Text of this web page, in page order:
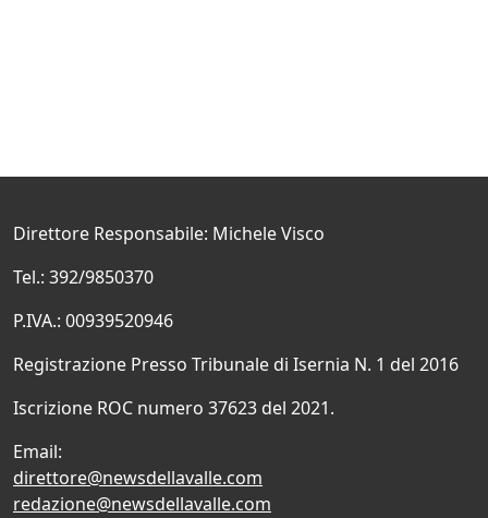
Direttore Responsabile: Michele Visco
Tel.: 392/9850370
P.IVA.: 00939520946
Registrazione Presso Tribunale di Isernia N. 1 del 2016
Iscrizione ROC numero 37623 del 2021.
Email:
direttore@newsdellavalle.com
redazione@newsdellavalle.com